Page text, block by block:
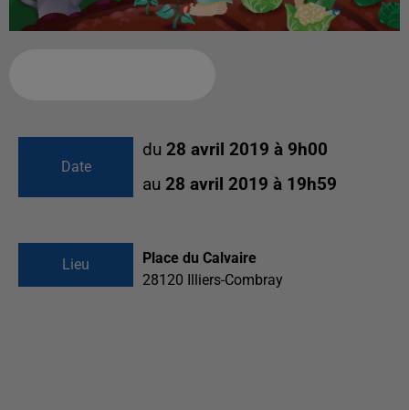
Date
du 28 avril 2019 à 9h00
au 28 avril 2019 à 19h59
Lieu
Place du Calvaire
28120 Illiers-Combray